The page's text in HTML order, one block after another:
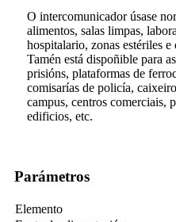
O intercomunicador úsase
alimentos, salas limpas,
hospitalario, zonas estériles
Tamén está dispoñible para
prisións, plataformas de
comisarías de policía,
campus, centros comerciais,
edificios, etc.
Parámetros
Elemento